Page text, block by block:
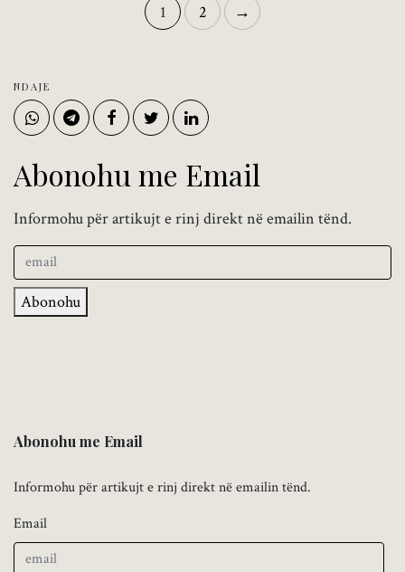
1 2 →
NDAJE
Abonohu me Email
Informohu për artikujt e rinj direkt në emailin tënd.
Abonohu
Abonohu me Email
Informohu për artikujt e rinj direkt në emailin tënd.
Email